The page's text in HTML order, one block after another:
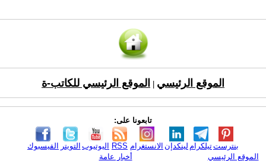
الموقع الرئيسي الموقع الرئيسي للكاتب-ة
تابعونا على:
الفيسبوك التويتر اليوتيوب RSS الانستغرام لينكدإن تيلكرامبنترست
الموقع الرئيسي
أخبار عامة